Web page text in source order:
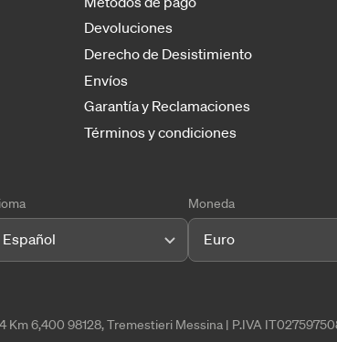
Devoluciones
Derecho de Desistimiento
Envíos
Garantía y Reclamaciones
Términos y condiciones
Español
Moneda
Euro
Km 6,400 98128, Tremestieri Messina | P.IVA